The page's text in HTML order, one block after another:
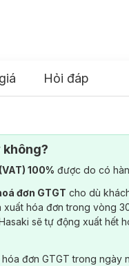
Hỏi đáp
không?
100% được do có
đơn GTGT cho dù
hóa đơn trong vòng
sẽ tự động xuất
đơn GTGT trong ngày